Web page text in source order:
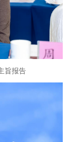
旨报告